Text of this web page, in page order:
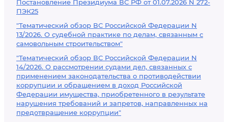
Постановление Президиума ВС РФ от 01.07.2026 N 272-
ПЭК25
"Тематический обзор ВС Российской Федерации N
13/2026. О судебной практике по делам, связанным с
самовольным строительством"
"Тематический обзор ВС Российской Федерации N
14/2026. О рассмотрении судами дел, связанных с
применением законодательства о противодействии
коррупции и обращением в доход Российской
Федерации имущества, приобретенного в результате
нарушения требований и запретов, направленных на
предотвращение коррупции"